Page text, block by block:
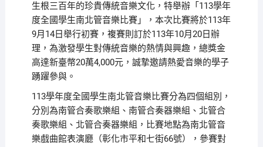
生根三百年的珍貴傳統音樂文化，特舉辦「113學年
度全國學生南北管音樂比賽」，本次比賽將於113年
9月14日舉行初賽，複賽則訂於113年10月20日辦
理，為激發學生對傳統音樂的熱情與興趣，總獎金
高達新臺幣20萬4,000元，誠摯邀請熱愛音樂的學子
踴躍參與。
113學年度全國學生南北管音樂比賽分為四個組別，
分別為南管合奏歌樂組、南管合奏器樂組、北管合
奏歌樂組、北管合奏器樂組，比賽地點為南北管音
樂戲曲館表演廳（彰化市平和七街66號），參賽對